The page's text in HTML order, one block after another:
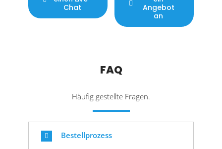
Chat
Angebot
an
FAQ
Häufig gestellte Fragen.
Bestellprozess